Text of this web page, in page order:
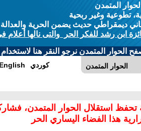
المتمدن
تطوعية وغير ربحية
ديمقراطي حديث يضمن الحرية والعدالة
ابن رشد للفكر الحر والتى نالها أعلام
الحوار المتمدن نرجو النقر هنا لاستخدام
الحوار المتمدن English كوردي
تحفظ استقلال الحوار المتمدن،
هذا الفضاء اليساري الحر